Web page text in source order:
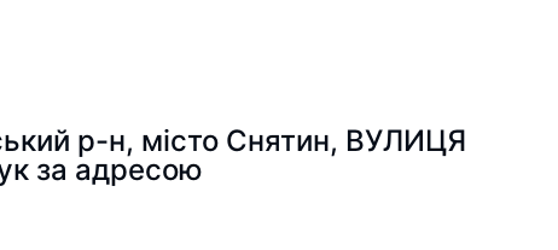
р-н, місто Снятин, ВУЛИЦЯ
за адресою